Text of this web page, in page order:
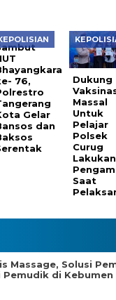
76,
Gelar
dan
Dukung
Massal
Untuk
Pelajar
Polsek
Curug
Lakukan
Saat
Massage, Solusi
Pemudik di Kebumen